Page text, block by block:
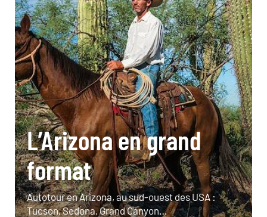
L’Arizona en grand
format
Autotour en Arizona, au sud-ouest des USA :
Tucson, Sedona, Grand Canyon…